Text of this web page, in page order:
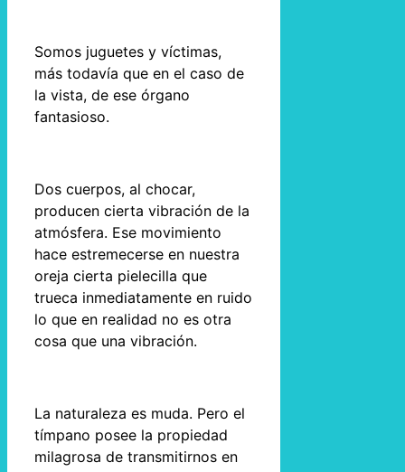
Somos juguetes y víctimas,
más todavía que en el caso de
la vista, de ese órgano
fantasioso.
Dos cuerpos, al chocar,
producen cierta vibración de la
atmósfera. Ese movimiento
hace estremecerse en nuestra
oreja cierta pielecilla que
trueca inmediatamente en ruido
lo que en realidad no es otra
cosa que una vibración.
La naturaleza es muda. Pero el
tímpano posee la propiedad
milagrosa de transmitirnos en